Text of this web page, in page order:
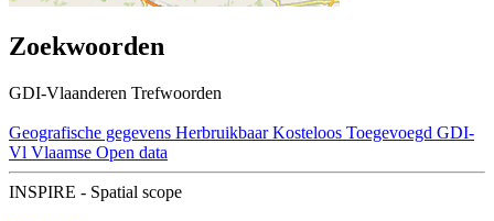
Zoekwoorden
GDI-Vlaanderen Trefwoorden
Geografische gegevens Herbruikbaar Kosteloos Toegevoegd GDI-
Vl Vlaamse Open data
INSPIRE - Spatial scope